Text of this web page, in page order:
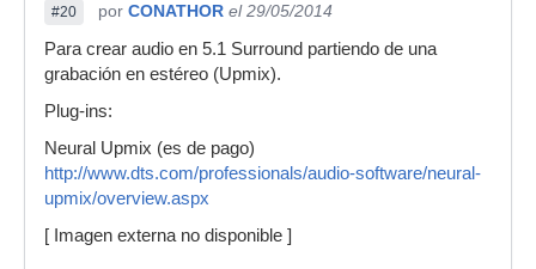
#20 por CONATHOR el 29/05/2014
Para crear audio en 5.1 Surround partiendo de una
grabación en estéreo (Upmix).
Plug-ins:
Neural Upmix (es de pago)
http://www.dts.com/professionals/audio-software/neural-
upmix/overview.aspx
[ Imagen externa no disponible ]